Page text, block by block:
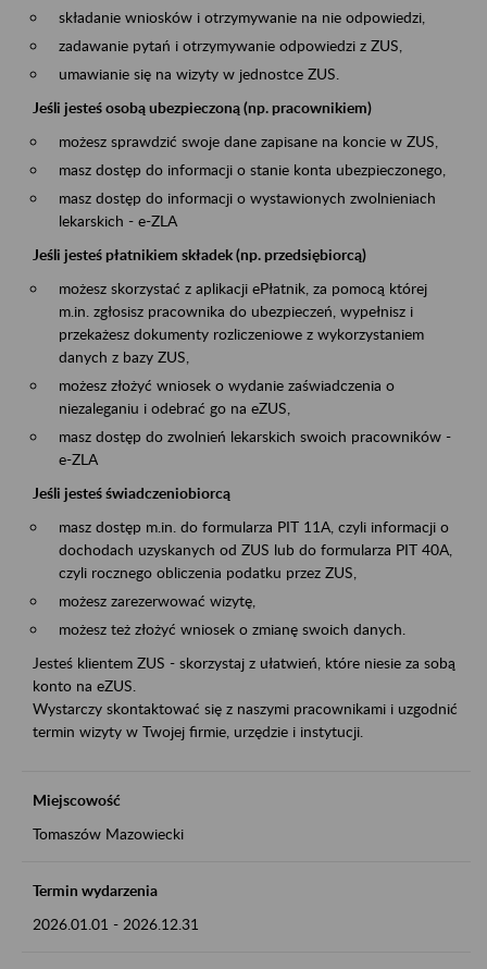
składanie wniosków i otrzymywanie na nie odpowiedzi,
zadawanie pytań i otrzymywanie odpowiedzi z ZUS,
umawianie się na wizyty w jednostce ZUS.
Jeśli jesteś osobą ubezpieczoną (np. pracownikiem)
możesz sprawdzić swoje dane zapisane na koncie w ZUS,
masz dostęp do informacji o stanie konta ubezpieczonego,
masz dostęp do informacji o wystawionych zwolnieniach
lekarskich - e-ZLA
Jeśli jesteś płatnikiem składek (np. przedsiębiorcą)
możesz skorzystać z aplikacji ePłatnik, za pomocą której
m.in. zgłosisz pracownika do ubezpieczeń, wypełnisz i
przekażesz dokumenty rozliczeniowe z wykorzystaniem
danych z bazy ZUS,
możesz złożyć wniosek o wydanie zaświadczenia o
niezaleganiu i odebrać go na eZUS,
masz dostęp do zwolnień lekarskich swoich pracowników -
e-ZLA
Jeśli jesteś świadczeniobiorcą
masz dostęp m.in. do formularza PIT 11A, czyli informacji o
dochodach uzyskanych od ZUS lub do formularza PIT 40A,
czyli rocznego obliczenia podatku przez ZUS,
możesz zarezerwować wizytę,
możesz też złożyć wniosek o zmianę swoich danych.
Jesteś klientem ZUS - skorzystaj z ułatwień, które niesie za sobą
konto na eZUS.
Wystarczy skontaktować się z naszymi pracownikami i uzgodnić
termin wizyty w Twojej firmie, urzędzie i instytucji.
Miejscowość
Tomaszów Mazowiecki
Termin wydarzenia
2026.01.01 - 2026.12.31